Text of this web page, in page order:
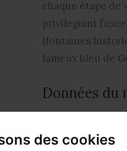
des cookies
chaque étape
privilégiant
(fontaines
fameux bleu de
Données du
Le marché
communes du